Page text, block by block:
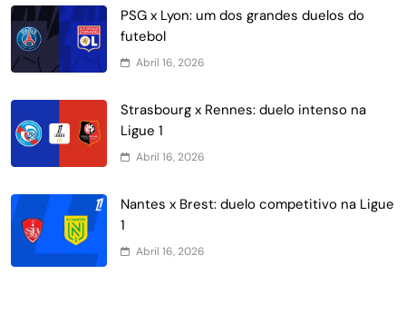
PSG x Lyon: um dos grandes duelos do
futebol
Abril 16, 2026
Strasbourg x Rennes: duelo intenso na
Ligue 1
Abril 16, 2026
Nantes x Brest: duelo competitivo na Ligue
1
Abril 16, 2026